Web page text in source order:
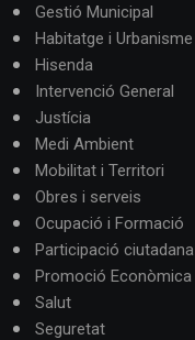
Gestió Municipal
Habitatge i Urbanisme
Hisenda
Intervenció General
Justícia
Medi Ambient
Mobilitat i Territori
Obres i serveis
Ocupació i Formació
Participació ciutadana
Promoció Econòmica
Salut
Seguretat